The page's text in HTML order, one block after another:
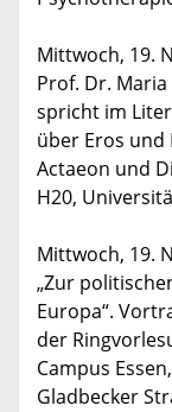
Mittwoch, 19.
Prof. Dr.
spricht im
über Eros und
Actaeon und
H20,
Mittwoch, 19.
„Zur
Europa“.
der
Campus
Gladbecker